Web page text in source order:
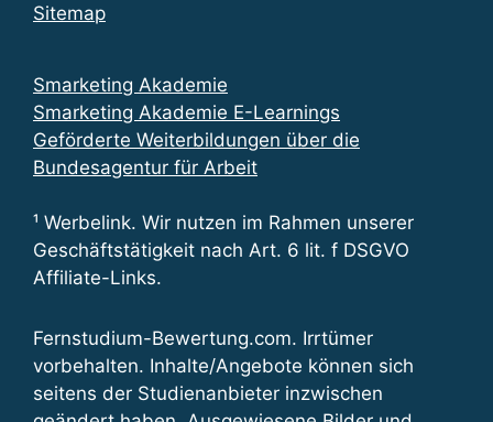
Sitemap
Smarketing Akademie
Smarketing Akademie E-Learnings
Geförderte Weiterbildungen über die
Bundesagentur für Arbeit
¹ Werbelink. Wir nutzen im Rahmen unserer
Geschäftstätigkeit nach Art. 6 lit. f DSGVO
Affiliate-Links.
Fernstudium-Bewertung.com. Irrtümer
vorbehalten. Inhalte/Angebote können sich
seitens der Studienanbieter inzwischen